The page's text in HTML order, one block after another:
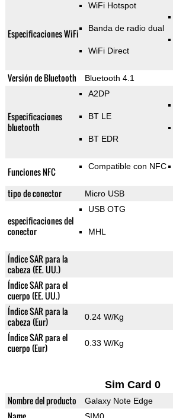
Especificaciones WiFi
WiFi Hotspot
Banda de radio dual
WiFi Direct
Versión de Bluetooth Bluetooth 4.1
Especificaciones
bluetooth
A2DP
BT LE
BT EDR
Funciones NFC Compatible con NFC
tipo de conector Micro USB
especificaciones del
conector
USB OTG
MHL
Índice SAR para la
cabeza (EE. UU.)
Índice SAR para el
cuerpo (EE. UU.)
Índice SAR para la
cabeza (Eur)
0.24 W/Kg
Índice SAR para el
cuerpo (Eur)
0.33 W/Kg
Sim Card 0
Nombre del producto Galaxy Note Edge